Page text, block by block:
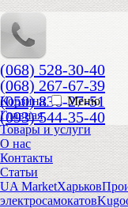
(068) 528-30-40
(068) 267-67-39
(050) 836-27-51
(093) 544-35-40
Корзина
Меню
Главная
Товары и услуги
О нас
Контакты
Статьи
UA MarketХарьков
электросамокатов